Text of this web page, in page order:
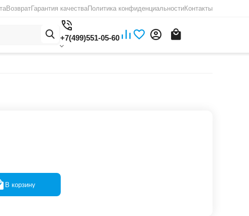
ВозвратГарантия качестваПолитика конфиденциальностиКонтакты
+7(499)551-05-60
В корзину